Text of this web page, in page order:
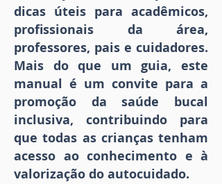
dicas úteis para acadêmicos,
profissionais da área,
professores, pais e cuidadores.
Mais do que um guia, este
manual é um convite para a
promoção da saúde bucal
inclusiva, contribuindo para
que todas as crianças tenham
acesso ao conhecimento e à
valorização do autocuidado.